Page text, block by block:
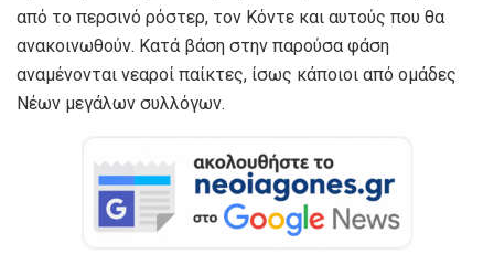
από το περσινό ρόστερ, τον Κόντε και αυτούς που θα
ανακοινωθούν. Κατά βάση στην παρούσα φάση
αναμένονται νεαροί παίκτες, ίσως κάποιοι από ομάδες
Νέων μεγάλων συλλόγων.